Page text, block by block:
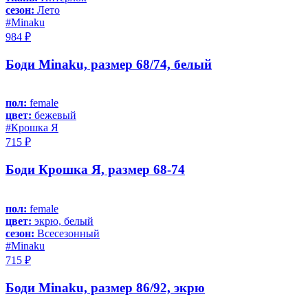
сезон: Лето
#Minaku
984 ₽
Боди Minaku, размер 68/74, белый
пол: female
цвет: бежевый
#Крошка Я
715 ₽
Боди Крошка Я, размер 68-74
пол: female
цвет: экрю, белый
сезон: Всесезонный
#Minaku
715 ₽
Боди Minaku, размер 86/92, экрю